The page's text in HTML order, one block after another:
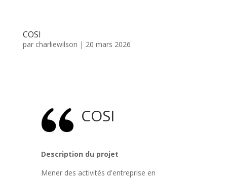
COSI
par charliewilson | 20 mars 2026
COSI
Description du projet
Mener des activités d'entreprise en